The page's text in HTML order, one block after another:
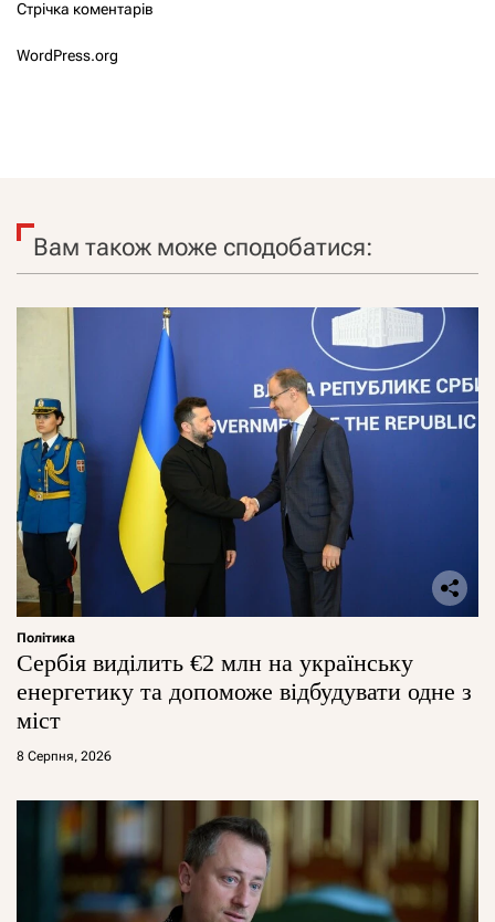
Стрічка коментарів
WordPress.org
Вам також може сподобатися:
Політика
Сербія виділить €2 млн на українську
енергетику та допоможе відбудувати одне з
міст
8 Серпня, 2026